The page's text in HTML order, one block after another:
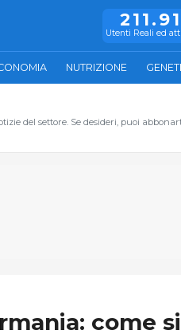
Utenti Reali ed
NUTRIZIONE
del settore. Se desideri, puoi
come